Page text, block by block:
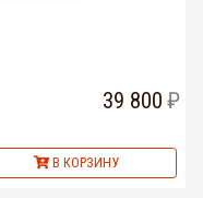
39 800
В КОРЗИНУ